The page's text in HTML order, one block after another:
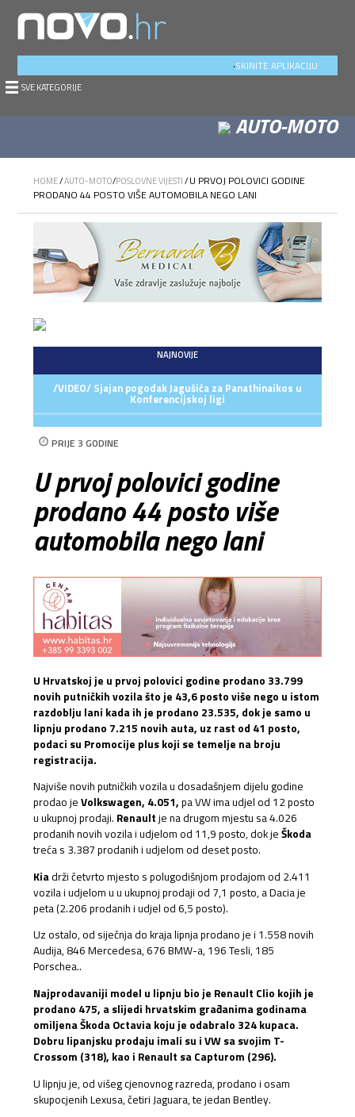
SKINITE APLIKACIJU
.
SVE KATEGORIJE
AUTO-MOTO
HOME/AUTO-MOTO/POSLOVNE VIJESTI/U PRVOJ POLOVICI GODINE
PRODANO 44 POSTO VIŠE AUTOMOBILA NEGO LANI
NAJNOVIJE
/VIDEO/ Sjajan pogodak Jagušića za Panathinaikos u
Konferencijskoj ligi
PRIJE 3 GODINE
U prvoj polovici godine
prodano 44 posto više
automobila nego lani
U Hrvatskoj je u prvoj polovici godine prodano 33.799
novih putničkih vozila što je 43,6 posto više nego u istom
razdoblju lani kada ih je prodano 23.535, dok je samo u
lipnju prodano 7.215 novih auta, uz rast od 41 posto,
podaci su Promocije plus koji se temelje na broju
registracija.
Najviše novih putničkih vozila u dosadašnjem dijelu godine
prodao je Volkswagen, 4.051, pa VW ima udjel od 12 posto
u ukupnoj prodaji. Renault je na drugom mjestu sa 4.026
prodanih novih vozila i udjelom od 11,9 posto, dok jeŠkoda
treća s 3.387 prodanih i udjelom od deset posto.
Kiadrži četvrto mjesto s polugodišnjom prodajom od 2.411
vozila i udjelom u u ukupnoj prodaji od 7,1 posto, a Dacia je
peta (2.206 prodanih i udjel od 6,5 posto).
Uz ostalo, od siječnja do kraja lipnja prodano je i 1.558 novih
Audija, 846 Mercedesa, 676 BMW-a, 196 Tesli, 185
Porschea..
Najprodavaniji model u lipnju bio je Renault Clio kojih je
prodano 475, a slijedi hrvatskim građanima godinama
omiljena Škoda Octavia koju je odabralo 324 kupaca.
Dobru lipanjsku prodaju imali su i VW sa svojim T-
Crossom (318), kao i Renault sa Capturom (296).
U lipnju je, od višeg cjenovnog razreda, prodano i osam
skupocjenih Lexusa, četiri Jaguara, te jedan Bentley.